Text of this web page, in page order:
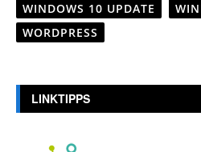
WINDOWS 10 UPDATE
WORDPRESS
LINKTIPPS